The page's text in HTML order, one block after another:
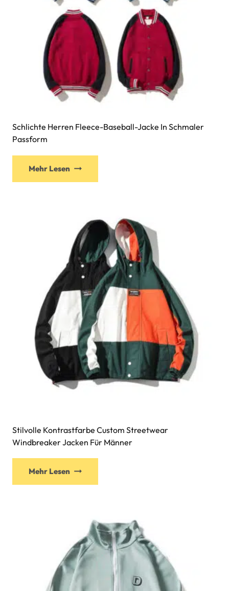
Schlichte Herren Fleece-Baseball-Jacke In Schmaler
Passform
Mehr Lesen
Stilvolle Kontrastfarbe Custom Streetwear
Windbreaker Jacken Für Männer
Mehr Lesen